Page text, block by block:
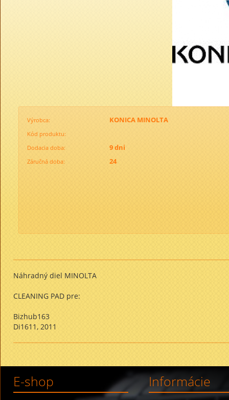
Výrobca: KONICA MINOLTA
Kód produktu:
Dodacia doba:
9 dni
Záručná doba: 24
Náhradný diel MINOLTA
CLEANING PAD pre:
Bizhub163
Di1611, 2011
E-shop Informácie